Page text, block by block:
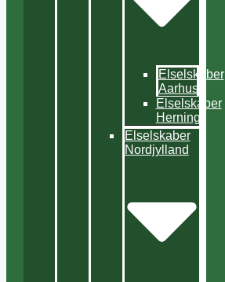
Elselskaber
Aarhus
Elselskaber
Herning
Elselskaber
Nordjylland